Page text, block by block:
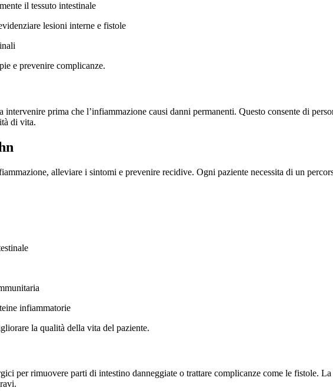
il tessuto intestinale
lesioni interne e fistole
e prevenire complicanze.
prima che l’infiammazione causi danni permanenti. Questo consente di
di vita.
alleviare i sintomi e prevenire recidive. Ogni paziente necessita di un
infiammatorie
la qualità della vita del paziente.
per rimuovere parti di intestino danneggiate o trattare complicanze come le fistole.